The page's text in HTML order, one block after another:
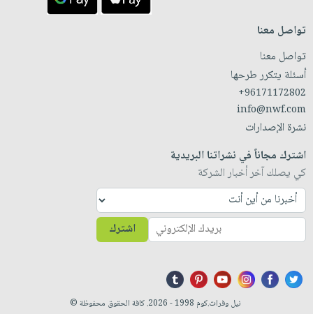
تواصل معنا
تواصل معنا
أسئلة يتكرر طرحها
+96171172802
info@nwf.com
نشرة الإصدارات
اشترك مجاناً في نشراتنا البريدية
كي يصلك آخر أخبار الشركة
اشترك
نيل وفرات.كوم 1998 - 2026. كافة الحقوق محفوظة ©